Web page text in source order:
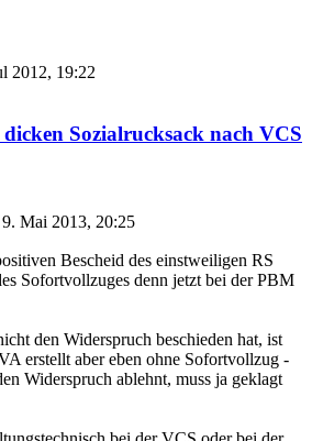
2012, 19:22
Sozialrucksack nach VCS
9. Mai 2013, 20:25
Bescheid des einstweiligen RS
Sofortvollzuges denn jetzt bei der PBM
den Widerspruch beschieden hat, ist
erstellt aber eben ohne Sofortvollzug -
Widerspruch ablehnt, muss ja geklagt